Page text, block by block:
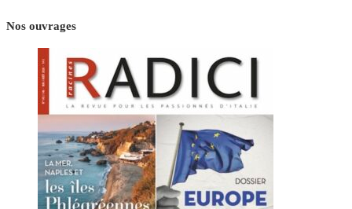
Nos ouvrages